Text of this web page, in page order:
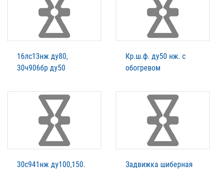
16лс13нж ду80,
30ч906бр ду50
Кр.ш.ф. ду50 нж. с
обогревом
30с941нж ду100,150.
Задвижка шиберная